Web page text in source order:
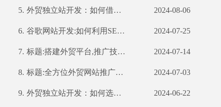
5. 外贸独立站开发：如何借助公司优势打造高效营销渠道 2024-08-06
6. 谷歌网站开发:如何利用SEO优化提高网站流量和转化率 2024-07-25
7. 标题:搭建外贸平台,推广技巧不容错过 2024-07-14
8. 标题:全方位外贸网站推广策略,提高你的网站曝光率 2024-07-03
9. 外贸独立站开发：如何选择合适的开发公司？ 2024-06-22